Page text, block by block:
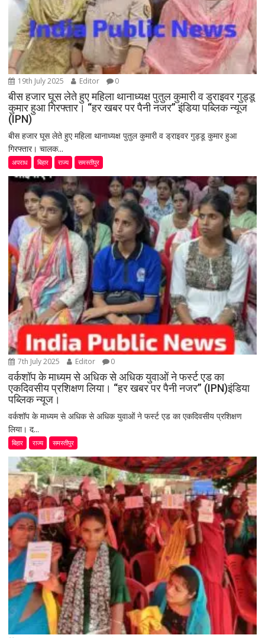
19th July 2025 Editor 0
बीस हजार घूस लेते हुए महिला थानाध्यक्ष पुतुल कुमारी व ड्राइवर गुड्डू
कुमार हुआ गिरफ्तार। “हर खबर पर पैनी नजर” इंडिया पब्लिक न्यूज
(IPN)
बीस हजार घूस लेते हुए महिला थानाध्यक्ष पुतुल कुमारी व ड्राइवर गुड्डू कुमार हुआ
गिरफ्तार। चालक...
अपराध बिहार राज्य समस्तीपुर
7th July 2025 Editor 0
वर्कशॉप के माध्यम से अधिक से अधिक युवाओं ने फर्स्ट एड का
एकदिवसीय प्रशिक्षण लिया। “हर खबर पर पैनी नजर” (IPN)इंडिया
पब्लिक न्यूज।
वर्कशॉप के माध्यम से अधिक से अधिक युवाओं ने फर्स्ट एड का एकदिवसीय प्रशिक्षण
लिया। द...
बिहार राज्य समस्तीपुर